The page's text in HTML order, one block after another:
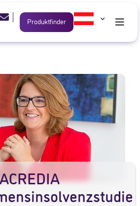
Produktfinder
ACREDIA